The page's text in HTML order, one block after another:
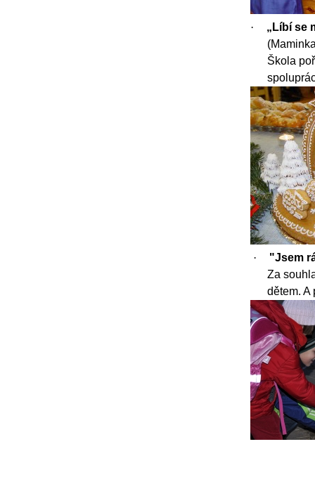
·
„Líbí se
Škola
· "Jsem
Za
dětem. A